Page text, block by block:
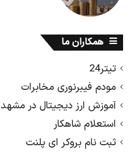
همکاران ما
تیتر24
مودم فیبرنوری مخابرات
آموزش ارز دیجیتال در مشهد
استعلام شاهکار
ثبت نام بروکر ای پلنت